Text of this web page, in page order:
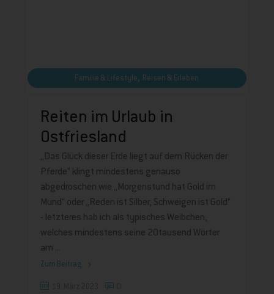
Familie & Lifestyle , Reisen & Erleben
Reiten im Urlaub in
Ostfriesland
„Das Glück dieser Erde liegt auf dem Rücken der
Pferde“ klingt mindestens genauso
abgedroschen wie „Morgenstund hat Gold im
Mund“ oder „Reden ist Silber, Schweigen ist Gold“
- letzteres hab ich als typisches Weibchen,
welches mindestens seine 20tausend Wörter
am
Zum Beitrag